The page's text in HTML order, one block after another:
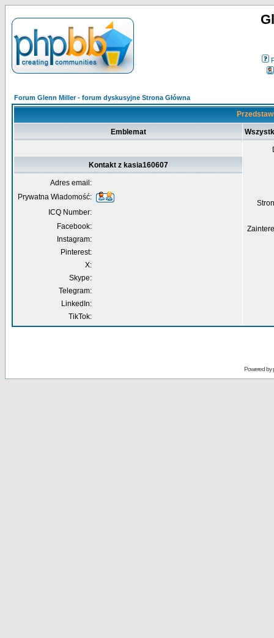
Forum Glenn Miller - forum dyskusyjne Strona Główna
Emblemat
Kontakt z kasia160607
Adres email:
Prywatna Wiadomość:
ICQ Number:
Facebook:
Instagram:
Pinterest:
X:
Skype:
Telegram:
LinkedIn:
TikTok:
Powered by